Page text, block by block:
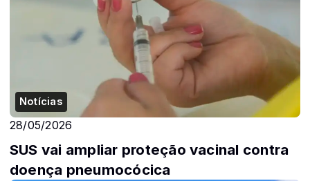
Notícias
28/05/2026
SUS vai ampliar proteção vacinal contra
doença pneumocócica